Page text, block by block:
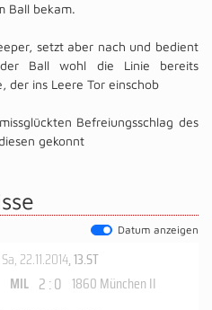
Ball bekam.
setzt aber nach und bedient
Ball wohl die Linie bereits
der ins Leere Tor einschob
Befreiungsschlag des
gekonnt
Datum anzeigen
Sa, 22.11.2014, 13.ST
MIL 2 : 0 1860 München II